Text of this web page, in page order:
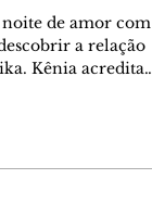
de amor com
a relação
Kênia acredita